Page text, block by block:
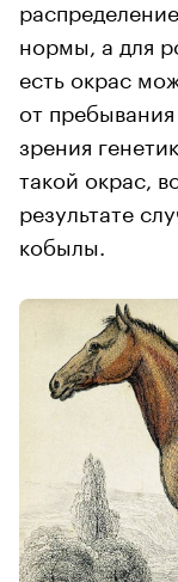
нормы, а для
есть окрас
от
зрения
такой окрас,
результате
кобылы.